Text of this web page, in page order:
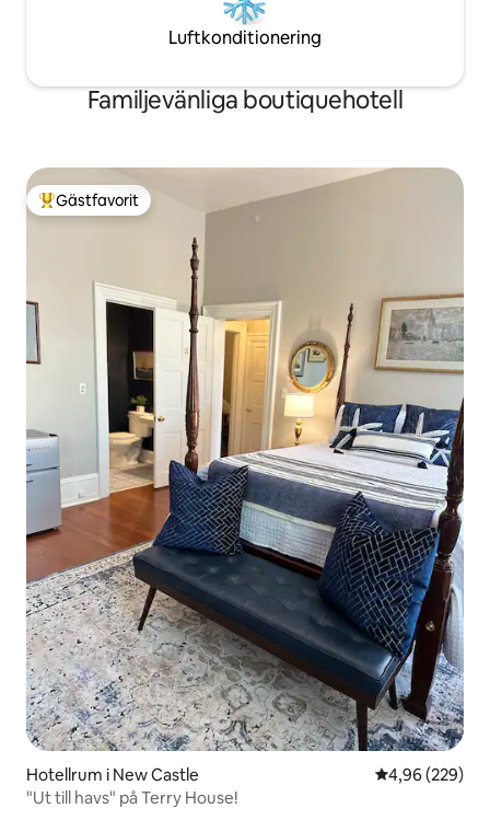
Luftkonditionering
Familjevänliga boutiquehotell
Populär gästfavorit
Gästfavorit
Hotellrum i New Castle 4,96 av 5 i
4,96 (229)
"Ut till havs" på Terry House!